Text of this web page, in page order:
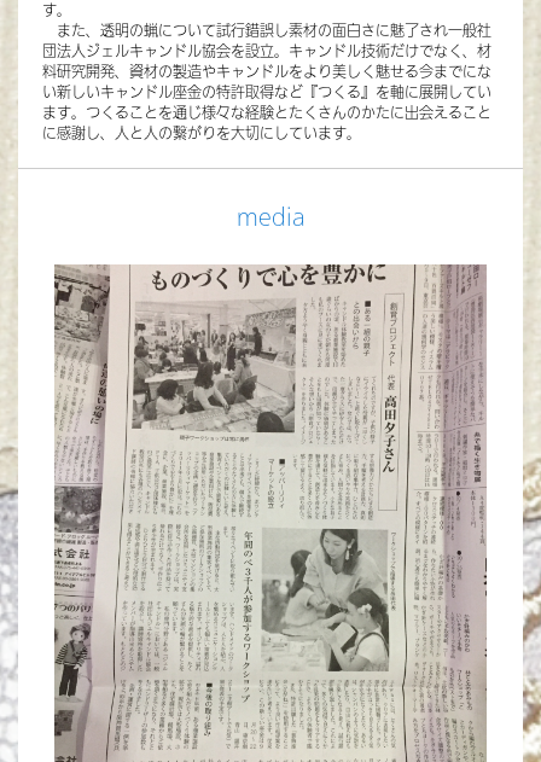
す。
また、透明の蝋について試行錯誤し素材の面白さに魅了され一般社
団法人ジェルキャンドル協会を設立。キャンドル技術だけでなく、材
料研究開発、資材の製造やキャンドルをより美しく魅せる今までにな
い新しいキャンドル座金の特許取得など『つくる』を軸に展開してい
ます。つくることを通じ様々な経験とたくさんのかたに出会えること
に感謝し、人と人の繋がりを大切にしています。
media